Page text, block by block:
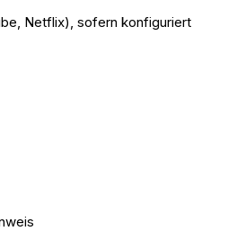
Netflix), sofern konfiguriert